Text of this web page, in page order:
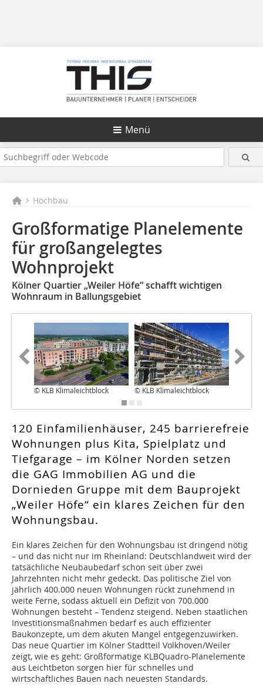
Menü
Hochbau
Großformatige Planelemente
für großangelegtes
Wohnprojekt
Kölner Quartier „Weiler Höfe“ schafft wichtigen
Wohnraum in Ballungsgebiet
© KLB Klimaleichtblock © KLB Klimaleichtblock
120 Einfamilienhäuser, 245 barrierefreie
Wohnungen plus Kita, Spielplatz und
Tiefgarage – im Kölner Norden setzen
die GAG Immobilien AG und die
Dornieden Gruppe mit dem Bauprojekt
„Weiler Höfe“ ein klares Zeichen für den
Wohnungsbau.
Ein klares Zeichen für den Wohnungsbau ist dringend nötig
– und das nicht nur im Rheinland: Deutschlandweit wird der
tatsächliche Neubaubedarf schon seit über zwei
Jahrzehnten nicht mehr gedeckt. Das politische Ziel von
jährlich 400.000 neuen Wohnungen rückt zunehmend in
weite Ferne, sodass aktuell ein Defizit von 700.000
Wohnungen besteht – Tendenz steigend. Neben staatlichen
Investitionsmaßnahmen bedarf es auch effizienter
Baukonzepte, um dem akuten Mangel entgegenzuwirken.
Das neue Quartier im Kölner Stadtteil Volkhoven/Weiler
zeigt, wie es geht: Großformatige KLBQuadro-Planelemente
aus Leichtbeton sorgen hier für schnelles und
wirtschaftliches Bauen nach neuesten Standards.